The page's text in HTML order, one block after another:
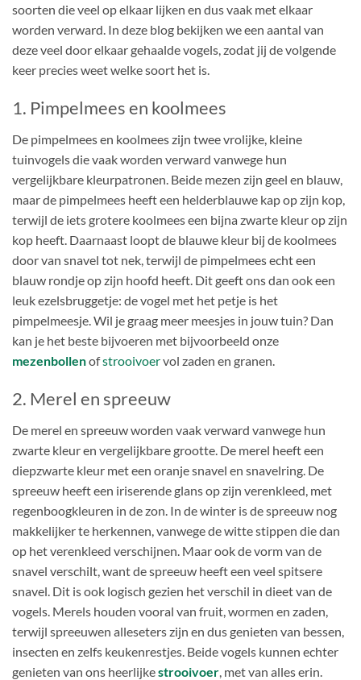
soorten die veel op elkaar lijken en dus vaak met elkaar
worden verward. In deze blog bekijken we een aantal van
deze veel door elkaar gehaalde vogels, zodat jij de volgende
keer precies weet welke soort het is.
1. Pimpelmees en koolmees
De pimpelmees en koolmees zijn twee vrolijke, kleine
tuinvogels die vaak worden verward vanwege hun
vergelijkbare kleurpatronen. Beide mezen zijn geel en blauw,
maar de pimpelmees heeft een helderblauwe kap op zijn kop,
terwijl de iets grotere koolmees een bijna zwarte kleur op zijn
kop heeft. Daarnaast loopt de blauwe kleur bij de koolmees
door van snavel tot nek, terwijl de pimpelmees echt een
blauw rondje op zijn hoofd heeft. Dit geeft ons dan ook een
leuk ezelsbruggetje: de vogel met het petje is het
pimpelmeesje. Wil je graag meer meesjes in jouw tuin? Dan
kan je het beste bijvoeren met bijvoorbeeld onze
mezenbollenofstrooivoervol zaden en granen.
2. Merel en spreeuw
De merel en spreeuw worden vaak verward vanwege hun
zwarte kleur en vergelijkbare grootte. De merel heeft een
diepzwarte kleur met een oranje snavel en snavelring. De
spreeuw heeft een iriserende glans op zijn verenkleed, met
regenboogkleuren in de zon. In de winter is de spreeuw nog
makkelijker te herkennen, vanwege de witte stippen die dan
op het verenkleed verschijnen. Maar ook de vorm van de
snavel verschilt, want de spreeuw heeft een veel spitsere
snavel. Dit is ook logisch gezien het verschil in dieet van de
vogels. Merels houden vooral van fruit, wormen en zaden,
terwijl spreeuwen alleseters zijn en dus genieten van bessen,
insecten en zelfs keukenrestjes. Beide vogels kunnen echter
genieten van ons heerlijkestrooivoer , met van alles erin.